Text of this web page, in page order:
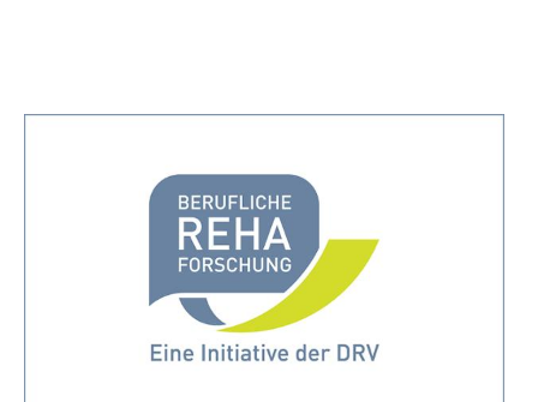
Inhalte in Gebärdensprache (DGS)